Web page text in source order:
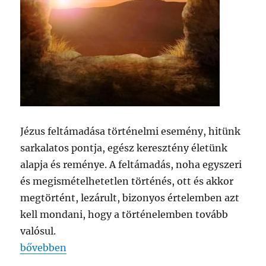
Jézus feltámadása történelmi esemény, hitünk
sarkalatos pontja, egész keresztény életünk
alapja és reménye. A feltámadás, noha egyszeri
és megismételhetetlen történés, ott és akkor
megtörtént, lezárult, bizonyos értelemben azt
kell mondani, hogy a történelemben tovább
valósul.
„Feltámadás szó, gesztus, csend által”
bővebben